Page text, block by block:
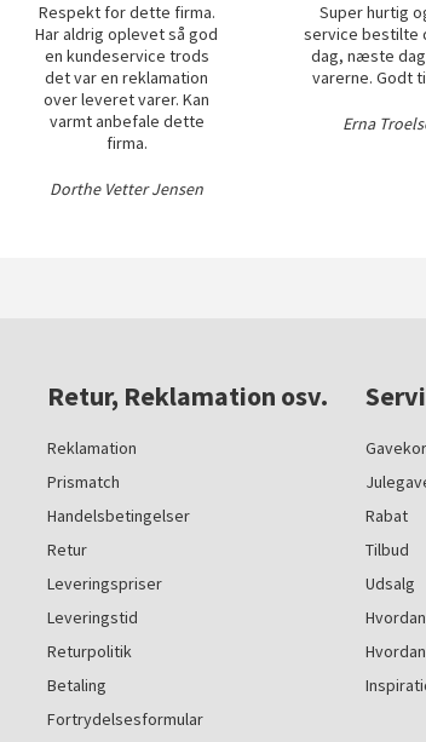
Respekt for dette firma.
Har aldrig oplevet så god
en kundeservice trods
det var en reklamation
over leveret varer. Kan
varmt anbefale dette
firma.
Dorthe Vetter Jensen
Super hurtig
service bestilte
dag, næste
varerne. Godt
Erna
Retur, Reklamation osv.
Reklamation
Prismatch
Handelsbetingelser
Retur
Leveringspriser
Leveringstid
Returpolitik
Betaling
Fortrydelsesformular
Rabat
Tilbud
Udsalg